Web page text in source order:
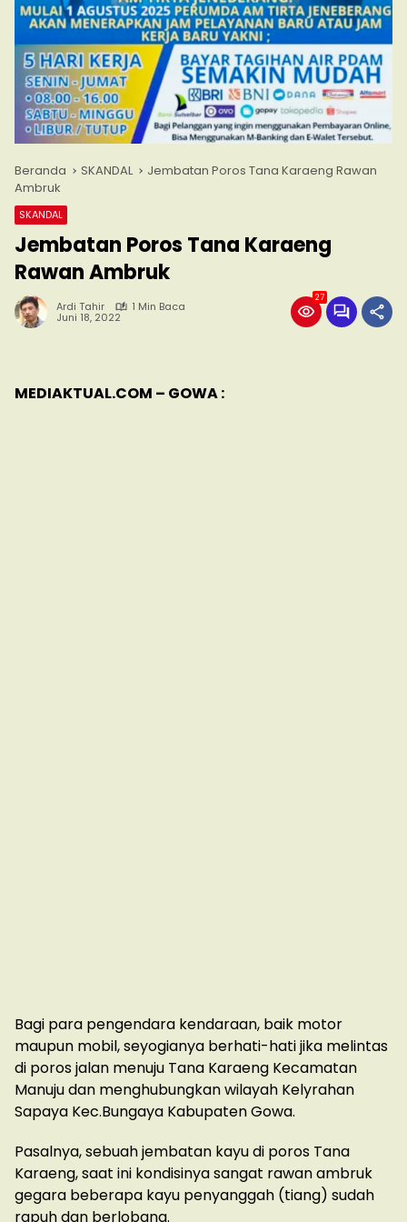
Beranda SKANDAL
Jembatan Poros Tana Karaeng Rawan
Ambruk
SKANDAL
Jembatan Poros Tana Karaeng
Rawan Ambruk
Ardi Tahir 1 Min Baca
Juni 18, 2022
27
MEDIAKTUAL.COM – GOWA :
Bagi para pengendara kendaraan, baik motor
maupun mobil, seyogianya berhati-hati jika melintas
di poros jalan menuju Tana Karaeng Kecamatan
Manuju dan menghubungkan wilayah Kelyrahan
Sapaya Kec.Bungaya Kabupaten Gowa.
Pasalnya, sebuah jembatan kayu di poros Tana
Karaeng, saat ini kondisinya sangat rawan ambruk
gegara beberapa kayu penyanggah (tiang) sudah
rapuh dan berlobang.